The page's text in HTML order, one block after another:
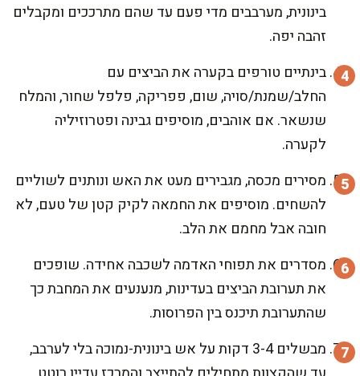
בינונית, מערבבים מדי פעם עד שהם מתרככים ומקבלים
זהבה יפה.
בינתיים טורפים בקערה את הביצים עם
החלב/שמנת/סויה, שום, פפריקה, פלפל שחור, והמלח
שנשאר. אם אוהבים, מוסיפים גבינה ופטרוזיליה
לקערה.
מסירים מכסה, מגבירים מעט את האש ונותנים לשוליים
להשחים. מוסיפים את החמאה לקיק קטן של טעם, לא
חובה אבל מחמם את הלב.
מסדרים את תפוחי האדמה לשכבה אחידה. שופכים
את תערובת הביצים בעדינות, מנענעים את המחבת כך
שהתערובת תיכנס בין הפרוסות.
מבשלים 3-4 דקות על אש בינונית-נמוכה בלי לערבב,